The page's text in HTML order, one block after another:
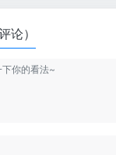
论）